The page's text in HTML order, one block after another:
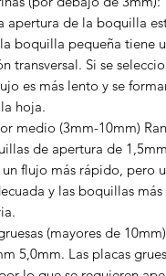
apertura de la boquilla
boquilla pequeña tiene
transversal. Si se
es más lento y se
hoja.
medio (3mm-10mm)
de apertura de
flujo más rápido, pero
y las boquillas
(mayores de
5,0mm. Las placas